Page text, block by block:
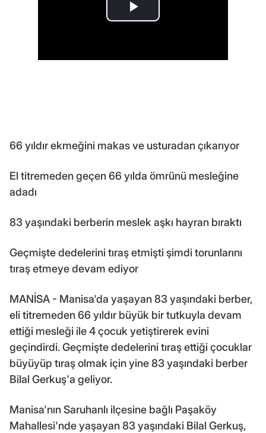
66 yıldır ekmeğini makas ve usturadan çıkarıyor
El titremeden geçen 66 yılda ömrünü mesleğine
adadı
83 yaşındaki berberin meslek aşkı hayran bıraktı
Geçmişte dedelerini tıraş etmişti şimdi torunlarını
tıraş etmeye devam ediyor
MANİSA - Manisa'da yaşayan 83 yaşındaki berber,
eli titremeden 66 yıldır büyük bir tutkuyla devam
ettiği mesleği ile 4 çocuk yetiştirerek evini
geçindirdi. Geçmişte dedelerini tıraş ettiği çocuklar
büyüyüp tıraş olmak için yine 83 yaşındaki berber
Bilal Gerkuş'a geliyor.
Manisa'nın Saruhanlı ilçesine bağlı Paşaköy
Mahallesi'nde yaşayan 83 yaşındaki Bilal Gerkuş,